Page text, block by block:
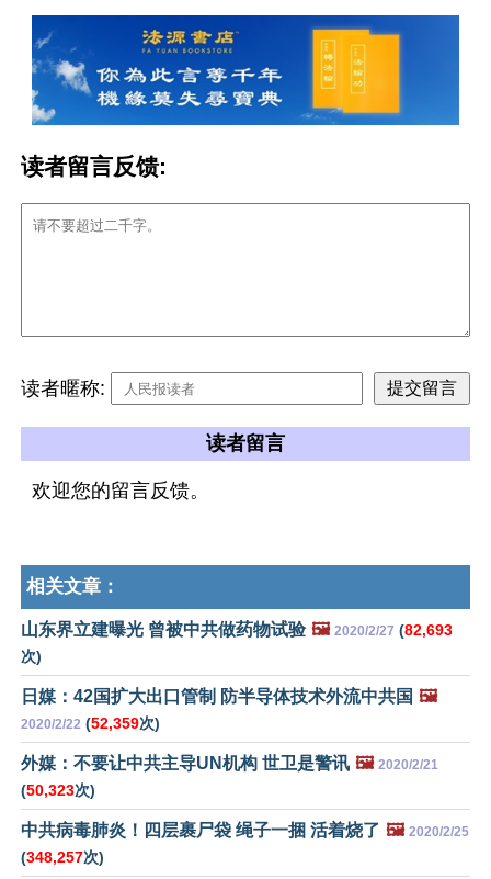
读者留言反馈:
读者暱称:
读者留言
欢迎您的留言反馈。
相关文章：
山东界立建曝光 曾被中共做药物试验 🖼️ 2020/2/27 (82,693
次)
日媒：42国扩大出口管制 防半导体技术外流中共国 🖼️
2020/2/22 (52,359次)
外媒：不要让中共主导UN机构 世卫是警讯 🖼️ 2020/2/21
(50,323次)
中共病毒肺炎！四层裹尸袋 绳子一捆 活着烧了 🖼️ 2020/2/25
(348,257次)